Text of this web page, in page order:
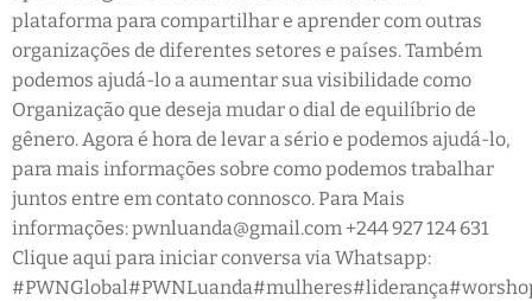
plataforma para compartilhar e aprender com outras
organizações de diferentes setores e países. Também
podemos ajudá-lo a aumentar sua visibilidade como
Organização que deseja mudar o dial de equilíbrio de
gênero. Agora é hora de levar a sério e podemos ajudá-lo,
para mais informações sobre como podemos trabalhar
juntos entre em contato connosco. Para Mais
informações: pwnluanda@gmail.com +244 927 124 631
Clique aqui para iniciar conversa via Whatsapp: